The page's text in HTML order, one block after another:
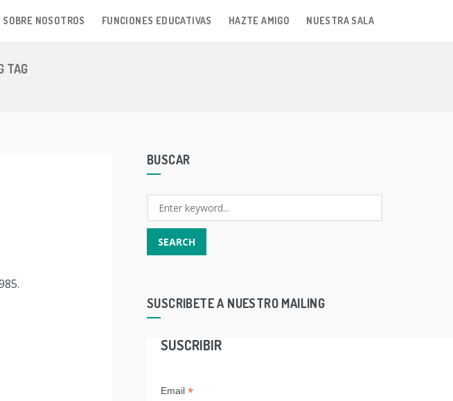
SOBRE NOSOTROS FUNCIONES EDUCATIVAS HAZTE AMIGO NUESTRA SALA
TAG
BUSCAR
SUSCRIBETE A NUESTRO MAILING
SUSCRIBIR
Email *